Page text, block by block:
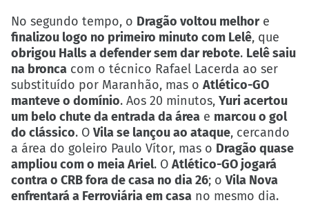
No segundo tempo, o Dragão voltou melhore
finalizou logo no primeiro minuto com Lelê, que
obrigou Halls a defender sem dar rebote. Lelê saiu
na bronca com o técnico Rafael Lacerda ao ser
substituído por Maranhão, mas o Atlético-GO
manteve o domínio. Aos 20 minutos, Yuri acertou
um belo chute da entrada da área e marcou o gol
do clássico. O Vila se lançou ao ataque, cercando
a área do goleiro Paulo Vítor, mas o Dragão quase
ampliou com o meia Ariel. O Atlético-GO jogará
contra o CRB fora de casa no dia 26; o Vila Nova
enfrentará a Ferroviária em casa no mesmo dia.